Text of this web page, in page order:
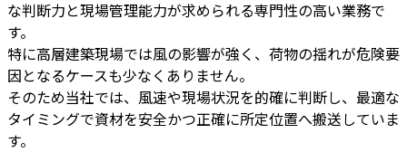
な判断力と現場管理能力が求められる専門性の高い業務で
す。
特に高層建築現場では風の影響が強く、荷物の揺れが危険要
因となるケースも少なくありません。
そのため当社では、風速や現場状況を的確に判断し、最適な
タイミングで資材を安全かつ正確に所定位置へ搬送していま
す。